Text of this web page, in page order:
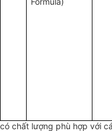
có chất lượng phù hợp với